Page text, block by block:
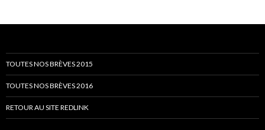
TOUTES NOS BRÈVES 2015
TOUTES NOS BRÈVES 2016
RETOUR AU SITE REDLINK